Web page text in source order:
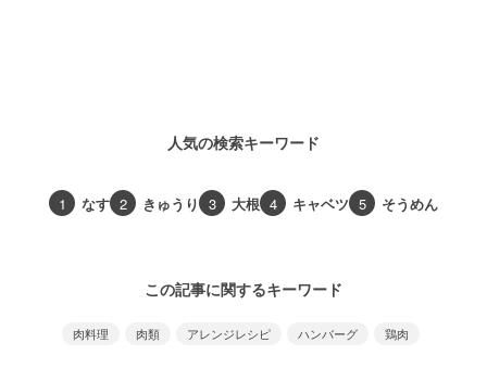
人気の検索キーワード
1 なす 2 きゅうり 3 大根 4 キャベツ 5 そうめん
この記事に関するキーワード
肉料理 肉類 アレンジレシピ ハンバーグ 鶏肉